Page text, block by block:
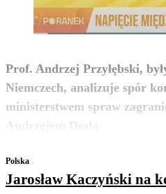
Prof. Andrzej Przyłębski,
Niemczech, analizuje spór
ministerstwem spraw
Polska
Jarosław Kaczyński na